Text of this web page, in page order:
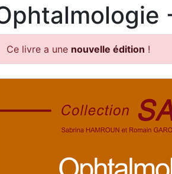
Ce livre a une nouvelle édition !